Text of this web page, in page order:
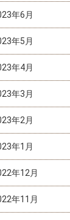
年6月
年5月
年4月
年3月
年2月
年1月
年12月
年11月